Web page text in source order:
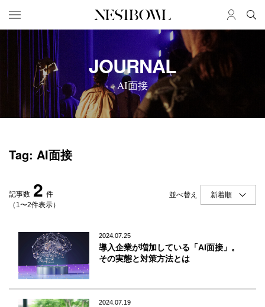
HOME
求人検索
新着求人
ブランド一覧
インタビュー
ニュース＆イベント
データ
SERVICE
初めての方へ
Q&A
企業担当の方へ
企業ログイン
ログイン
JOURNAL
AI面接
Tag: AI面接
記事数 2 件
（1〜2件表示）
並べ替え
2024.07.25
導入企業が増加している「AI面接」。
その実態と対策方法とは
2024.07.19